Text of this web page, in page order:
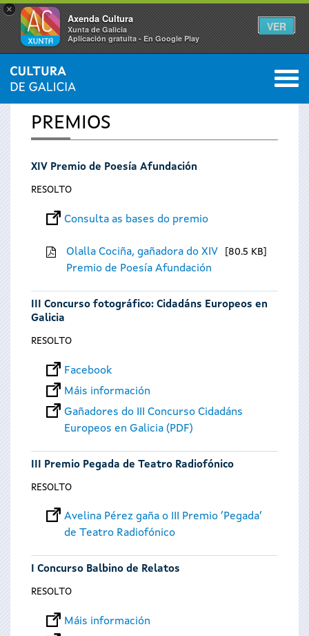
×
Axenda Cultura
Xunta de Galicia
Aplicación gratuíta - En Google Play
VER
Vostede
está
aquí
INICIO 0
PREMIOS
XIV Premio de Poesía Afundación
RESOLTO
Consulta as bases do premio
Olalla Cociña, gañadora do XIV
Premio de Poesía Afundación
80.5 KB
III Concurso fotográfico: Cidadáns Europeos en
Galicia
RESOLTO
Facebook
Máis información
Gañadores do III Concurso Cidadáns
Europeos en Galicia (PDF)
III Premio Pegada de Teatro Radiofónico
RESOLTO
Avelina Pérez gaña o III Premio ‘Pegada’
de Teatro Radiofónico
I Concurso Balbino de Relatos
RESOLTO
Máis información